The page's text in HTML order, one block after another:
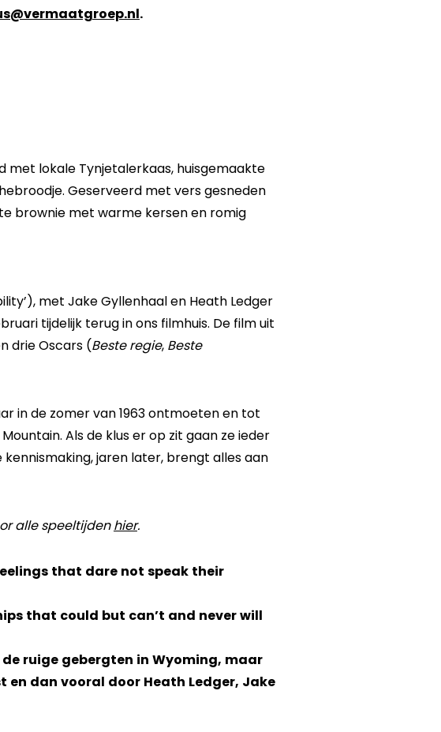
.
met lokale Tynjetalerkaas, huisgemaakte
Geserveerd met vers gesneden
brownie met warme kersen en romig
met Jake Gyllenhaal en Heath Ledger
tijdelijk terug in ons filmhuis. De film uit
drie Oscars ( Beste regie, Beste
in de zomer van 1963 ontmoeten en tot
Als de klus er op zit gaan ze ieder
jaren later, brengt alles aan
alle speeltijden hier.
that dare not speak their
that could but can’t and never will
ruige gebergten in Wyoming, maar
dan vooral door Heath Ledger, Jake